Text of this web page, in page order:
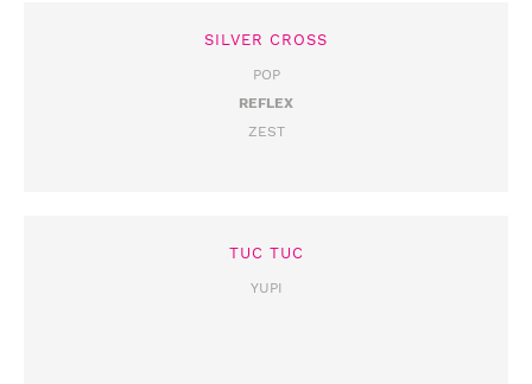
SILVER CROSS
POP
REFLEX
ZEST
TUC TUC
YUPI